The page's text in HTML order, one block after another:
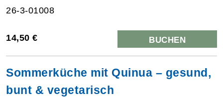
26-3-01008
14,50 € BUCHEN
Sommerküche mit Quinua – gesund,
bunt & vegetarisch